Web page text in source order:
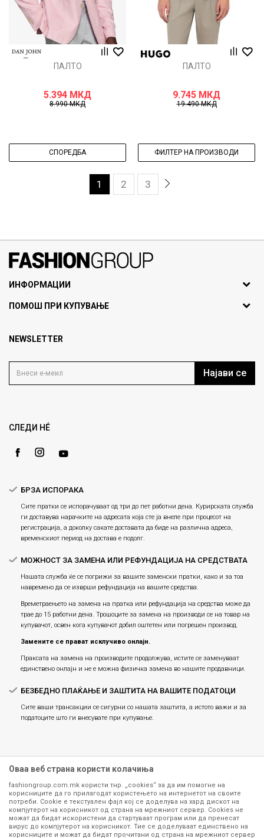
ПАЛТО
5.394 МКД
8.990МКД
ПАЛТО
9.745 МКД
19.490МКД
СПОРЕДБА ФИЛТЕР НА ПРОИЗВОДИ
1 2 3
ИНФОРМАЦИИ
За нас
Продавници
Блог
Gift Card
ПОМОШ ПРИ КУПУВАЊЕ
Политика на приватност
Како да купите
Замена и рефундација на производи
NEWSLETTER
Најави се
СЛЕДИ НÉ
БРЗА ИСПОРАКА
Сите пратки се испорачуваат од три до пет работни дена. Курирската служба
ги доставува нарачките на адресата која сте ја внеле при процесот на
регистрација, а доколку сакате доставата да биде на различна адреса,
временскиот период на достава е подолг.
МОЖНОСТ ЗА ЗАМЕНА ИЛИ РЕФУНДАЦИЈА НА СРЕДСТВАТА
Нашата служба ќе се погрижи за вашите заменски пратки, како и за тоа
навремено да се изврши рефундација на вашите средства.
Времетраењето на замена на пратка или рефундацијa на средства може да
трае до 15 работни дена. Трошоците за замена на производи се на товар на
купувачот, освен кога купувачот добил оштетен или погрешен производ.
Замените се прават исклучиво онлајн.
Праксата на замена на производите продолжува, истите се заменуваат
единствено онлајн и не е можна физичка замена во нашите продавници.
БЕЗБЕДНО ПЛАЌАЊЕ И ЗАШТИТА НА ВАШИТЕ ПОДАТОЦИ
Сите ваши трансакции се сигурни со нашата заштита, а истото важи и за
податоците што ги внесувате при купување.
Сите информации околу производите кои се изложени на нашата
онлајн продавница се стремиме да бидат конкретни, точни и прецизни,
Оваа веб страна користи колачиња
fashiongroup.com.mk користи тнр. „cookies“ за да им помогне на
корисниците да го прилагодат користењето на интернетот на своите
потреби. Cookie е текстуален фајл кој се доделува на хард дискот на
компјутерот на корисникот од страна на мрежниот сервер. Cookies не
можат да бидат искористени да стартуваат програм или да пренесат
вирус до компјутерот на корисникот. Тие се доделуваат единствено на
корисниците и можат да бидат прочитани од страна на мрежниот сервер